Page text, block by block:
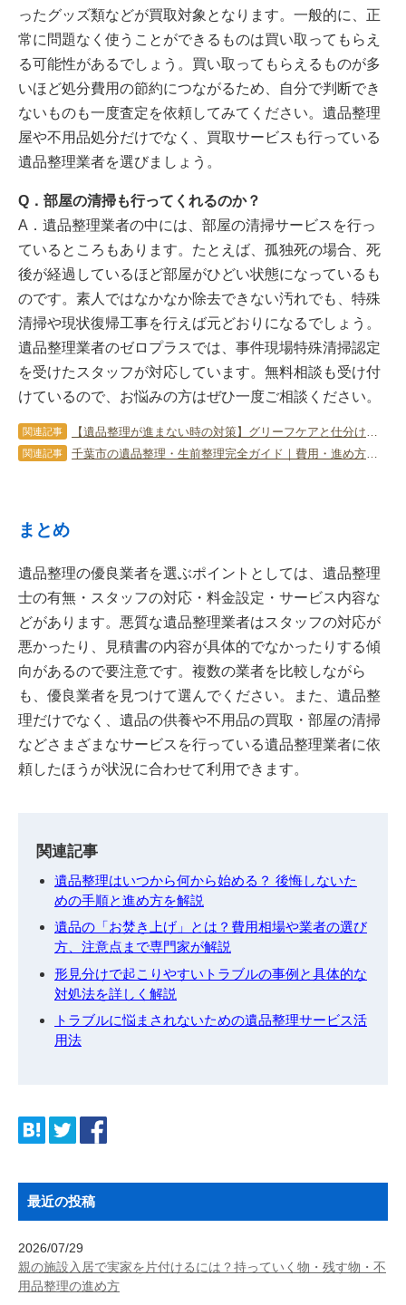
ったグッズ類などが買取対象となります。一般的に、正
常に問題なく使うことができるものは買い取ってもらえ
る可能性があるでしょう。買い取ってもらえるものが多
いほど処分費用の節約につながるため、自分で判断でき
ないものも一度査定を依頼してみてください。遺品整理
屋や不用品処分だけでなく、買取サービスも行っている
遺品整理業者を選びましょう。
Q．部屋の清掃も行ってくれるのか？
A．遺品整理業者の中には、部屋の清掃サービスを行っ
ているところもあります。たとえば、孤独死の場合、死
後が経過しているほど部屋がひどい状態になっているも
のです。素人ではなかなか除去できない汚れでも、特殊
清掃や現状復帰工事を行えば元どおりになるでしょう。
遺品整理業者のゼロプラスでは、事件現場特殊清掃認定
を受けたスタッフが対応しています。無料相談も受け付
けているので、お悩みの方はぜひ一度ご相談ください。
関連記事 【遺品整理が進まない時の対策】グリーフケアと仕分け方法で心の負担を軽減する方法
関連記事 千葉市の遺品整理・生前整理完全ガイド｜費用・進め方・補助金まで解説
まとめ
遺品整理の優良業者を選ぶポイントとしては、遺品整理
士の有無・スタッフの対応・料金設定・サービス内容な
どがあります。悪質な遺品整理業者はスタッフの対応が
悪かったり、見積書の内容が具体的でなかったりする傾
向があるので要注意です。複数の業者を比較しながら
も、優良業者を見つけて選んでください。また、遺品整
理だけでなく、遺品の供養や不用品の買取・部屋の清掃
などさまざまなサービスを行っている遺品整理業者に依
頼したほうが状況に合わせて利用できます。
関連記事
遺品整理はいつから何から始める？ 後悔しないた
めの手順と進め方を解説
遺品の「お焚き上げ」とは？費用相場や業者の選び
方、注意点まで専門家が解説
形見分けで起こりやすいトラブルの事例と具体的な
対処法を詳しく解説
トラブルに悩まされないための遺品整理サービス活
用法
最近の投稿
2026/07/29
親の施設入居で実家を片付けるには？持っていく物・残す物・不
用品整理の進め方